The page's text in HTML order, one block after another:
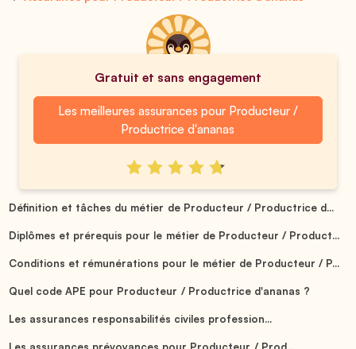
Gratuit et sans engagement
Les meilleures assurances pour Producteur /
Productrice d'ananas
Définition et tâches du métier de Producteur / Productrice d...
Diplômes et prérequis pour le métier de Producteur / Product...
Conditions et rémunérations pour le métier de Producteur / P...
Quel code APE pour Producteur / Productrice d'ananas ?
Les assurances responsabilités civiles profession...